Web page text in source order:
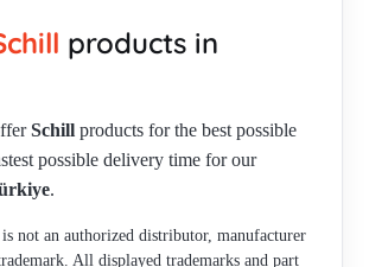
products in
Schill products for the best possible
possible delivery time for our
.
not an authorized distributor, manufacturer
All displayed trademarks and part